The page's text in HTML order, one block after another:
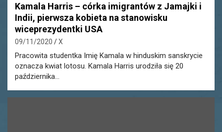
Kamala Harris – córka imigrantów z Jamajki i
Indii, pierwsza kobieta na stanowisku
wiceprezydentki USA
09/11/2020 X
Pracowita studentka Imię Kamala w hinduskim sanskrycie
oznacza kwiat lotosu. Kamala Harris urodziła się 20
października…